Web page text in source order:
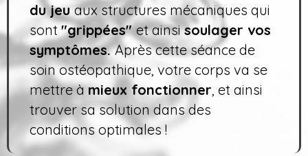
du jeu aux structures mécaniques qui
sont "grippées"et ainsisoulager vos
symptômes.Après cette séance de
soin ostéopathique, votre corps va se
mettre àmieux fonctionner , et ainsi
trouver sa solution dans des
conditions optimales !